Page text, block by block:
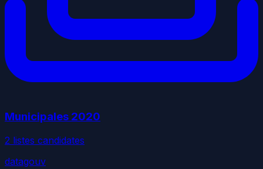
Municipales 2020
2 listes candidates
datagouv